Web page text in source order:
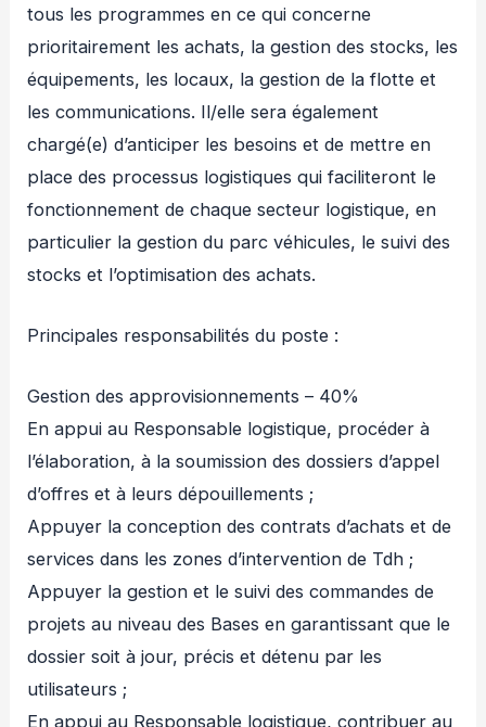
tous les programmes en ce qui concerne
prioritairement les achats, la gestion des stocks, les
équipements, les locaux, la gestion de la flotte et
les communications. Il/elle sera également
chargé(e) d’anticiper les besoins et de mettre en
place des processus logistiques qui faciliteront le
fonctionnement de chaque secteur logistique, en
particulier la gestion du parc véhicules, le suivi des
stocks et l’optimisation des achats.
Principales responsabilités du poste :
Gestion des approvisionnements – 40%
En appui au Responsable logistique, procéder à
l’élaboration, à la soumission des dossiers d’appel
d’offres et à leurs dépouillements ;
Appuyer la conception des contrats d’achats et de
services dans les zones d’intervention de Tdh ;
Appuyer la gestion et le suivi des commandes de
projets au niveau des Bases en garantissant que le
dossier soit à jour, précis et détenu par les
utilisateurs ;
En appui au Responsable logistique, contribuer au